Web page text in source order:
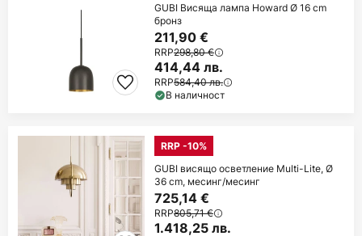
GUBI Висяща лампа Howard Ø 16 cm
бронз
211,90 €
RRP298,80 €
414,44 лв.
RRP584,40 лв.
В наличност
RRP -10%
GUBI висящо осветление Multi-Lite, Ø
36 cm, месинг/месинг
725,14 €
RRP805,71 €
1.418,25 лв.